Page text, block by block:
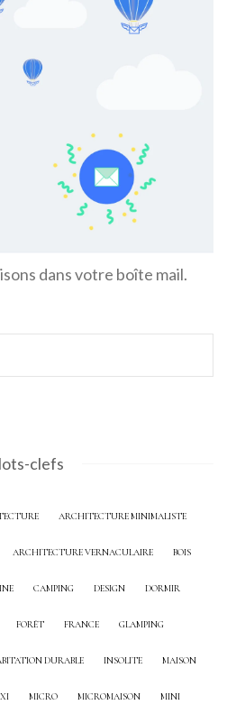
dans votre boîte mail.
clefs
ARCHITECTURE MINIMALISTE
ARCHITECTURE VERNACULAIRE BOIS
CAMPING DESIGN DORMIR
FORÊT FRANCE GLAMPING
DURABLE INSOLITE MAISON
MICRO MICROMAISON MINI